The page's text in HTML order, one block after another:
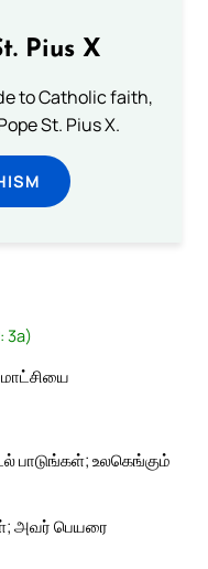
Pius X
to Catholic faith,
St. Pius X.
3a)
பாடுங்கள்; உலகெங்கும்
அவர் பெயரை